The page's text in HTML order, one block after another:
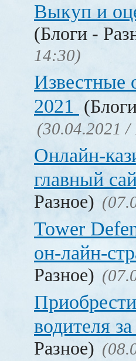
Выкуп и
(Блоги -
14:30)
Известные
2021
(30.04.2021 /
Онлайн-
главный
Разное)
Tower
он-лайн-
Разное)
водителя
Разное)